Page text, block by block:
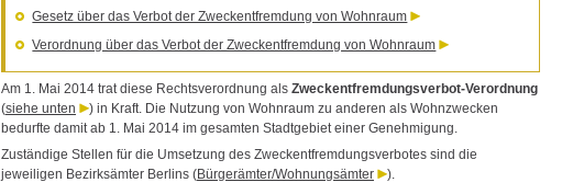
Gesetz über das Verbot der Zweckentfremdung von Wohnraum
Verordnung über das Verbot der Zweckentfremdung von Wohnraum
Am 1. Mai 2014 trat diese Rechtsverordnung als Zweckentfremdungsverbot-Verordnung
(siehe unten
) in Kraft. Die Nutzung von Wohnraum zu anderen als Wohnzwecken
bedurfte damit ab 1. Mai 2014 im gesamten Stadtgebiet einer Genehmigung.
Zuständige Stellen für die Umsetzung des Zweckentfremdungsverbotes sind die
jeweiligen Bezirksämter Berlins (Bürgerämter/Wohnungsämter
).